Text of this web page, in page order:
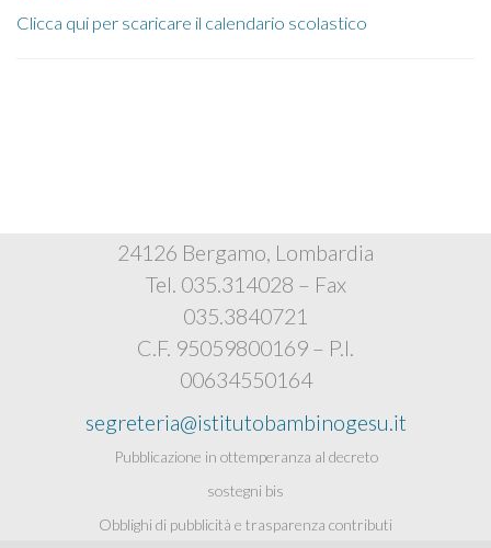
Clicca qui per scaricare il calendario scolastico
24126 Bergamo, Lombardia
Tel. 035.314028 – Fax
035.3840721
C.F. 95059800169 – P.I.
00634550164
segreteria@istitutobambinogesu.it
Pubblicazione in ottemperanza al decreto
sostegni bis
Obblighi di pubblicità e trasparenza contributi